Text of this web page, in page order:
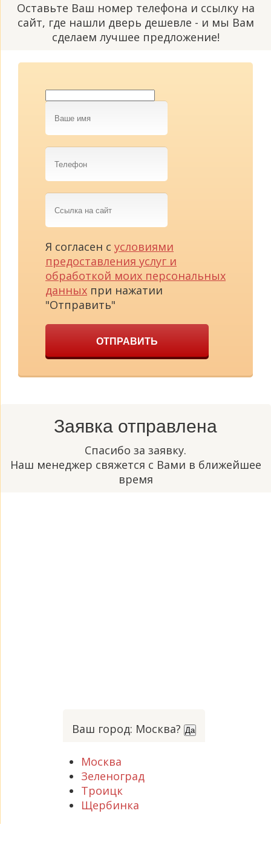
Оставьте Ваш номер телефона и ссылку на
сайт, где нашли дверь дешевле - и мы Вам
сделаем лучшее предложение!
Ваше
имя
Телефон
Ссылка
на
сайт
Я согласен с условиями
предоставления услуг и
обработкой моих персональных
данных при нажатии
"Отправить"
ОТПРАВИТЬ
Заявка отправлена
Спасибо за заявку.
Наш менеджер свяжется с Вами в ближейшее
время
Ваш город: Москва? Да
Москва
Зеленоград
Троицк
Щербинка